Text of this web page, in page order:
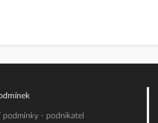
podmínky - podnikatel